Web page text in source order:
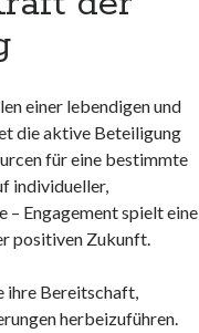
einer lebendigen und
die aktive Beteiligung
für eine bestimmte
individueller,
– Engagement spielt eine
positiven Zukunft.
ihre Bereitschaft,
herbeizuführen.